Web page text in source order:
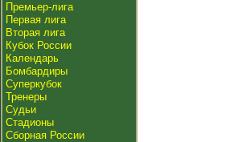
Премьер-лига
Первая лига
Вторая лига
Кубок России
Календарь
Бомбардиры
Суперкубок
Тренеры
Судьи
Стадионы
Сборная России